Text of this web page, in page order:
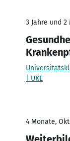
3 Jahre und 2
| UKE
4 Monate,